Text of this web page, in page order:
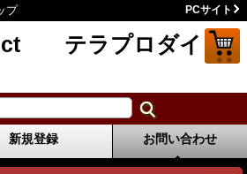
プ PCサイト
テラプロダイ
新規登録 お問い合わせ